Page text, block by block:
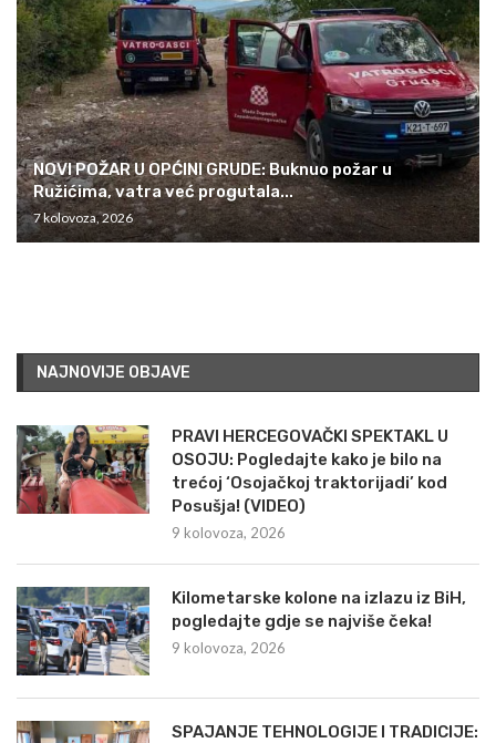
NOVI POŽAR U OPĆINI GRUDE: Buknuo požar u
Ružićima, vatra već progutala...
7 kolovoza, 2026
NAJNOVIJE OBJAVE
PRAVI HERCEGOVAČKI SPEKTAKL U
OSOJU: Pogledajte kako je bilo na
trećoj ‘Osojačkoj traktorijadi’ kod
Posušja! (VIDEO)
9 kolovoza, 2026
Kilometarske kolone na izlazu iz BiH,
pogledajte gdje se najviše čeka!
9 kolovoza, 2026
SPAJANJE TEHNOLOGIJE I TRADICIJE: